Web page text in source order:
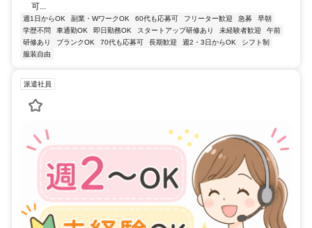
可...
週1日からOK 副業・WワークOK 60代も応募可 フリーター歓迎 急募
早朝
学歴不問
車通勤OK 即日勤務OK スタートアップ研修あり 未経験者歓迎
午前
研修あり
ブランクOK 70代も応募可 長期歓迎 週2・3日からOK
シフト制
服装自由
派遣社員